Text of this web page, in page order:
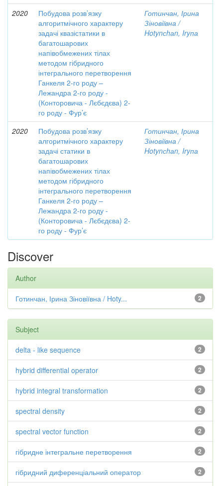
2020
Побудова розв’язку
алгоритмічного характеру
задачі квазістатики в
багатошарових
напівобмежених тілах
методом гібридного
інтегрального перетворення
Ганкеля 2-го роду –
Лежандра 2-го роду -
(Конторовича - Лєбєдєва) 2-
го роду - Фур’є
Готинчан, Ірина
Зіновіївна /
Hotynсhаn, Iryпа
2020
Побудова розв’язку
алгоритмічного характеру
задачі статики в
багатошарових
напівобмежених тілах
методом гібридного
інтегрального перетворення
Ганкеля 2-го роду –
Лежандра 2-го роду -
(Конторовича - Лєбєдєва) 2-
го роду - Фур’є
Готинчан, Ірина
Зіновіївна /
Hotynсhаn, Iryпа
Discover
Author
2
Готинчан, Ірина Зіновіївна / Hoty...
Subject
2
delta - like sequence
2
hybrid differential operator
2
hybrid integral transformation
2
spectral density
2
spectral vector function
2
гібридне інтегральне перетворення
2
гібридний диференціальний оператор